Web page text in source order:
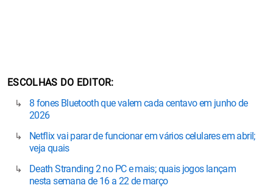
ESCOLHAS DO EDITOR
8 fones Bluetooth que valem cada centavo em junho de
2026
Netflix vai parar de funcionar em vários celulares em abril;
veja quais
Death Stranding 2 no PC e mais; quais jogos lançam
nesta semana de 16 a 22 de março